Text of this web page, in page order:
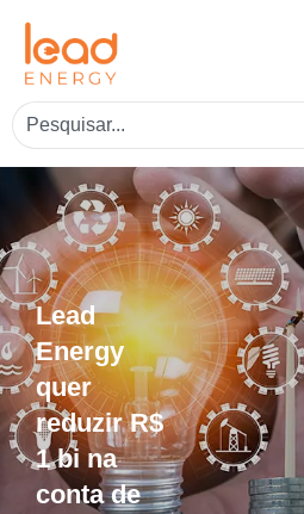
Lead
Energy
quer
reduzir R$
1 bi na
conta de